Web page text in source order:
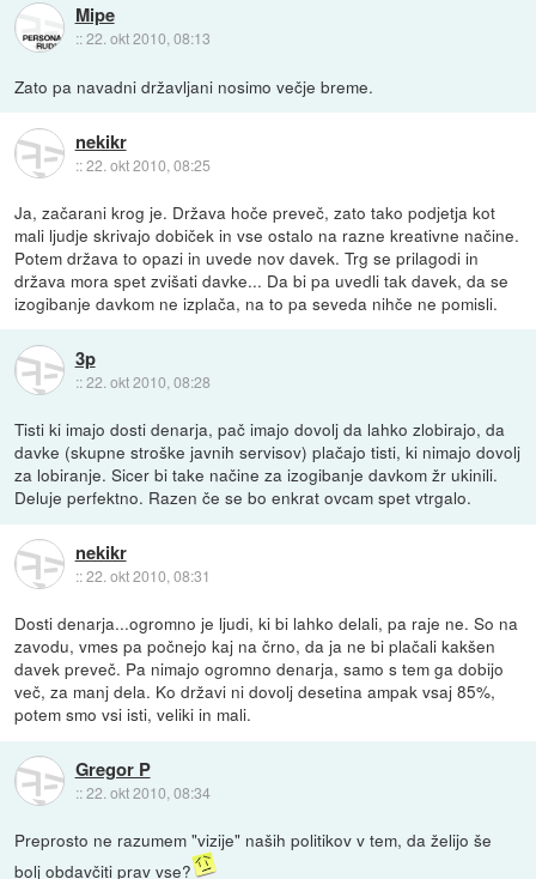
Mipe
::22. okt 2010, 08:13
Zato pa navadni državljani nosimo večje breme.
nekikr
::22. okt 2010, 08:25
Ja, začarani krog je. Država hoče preveč, zato tako podjetja kot
mali ljudje skrivajo dobiček in vse ostalo na razne kreativne načine.
Potem država to opazi in uvede nov davek. Trg se prilagodi in
država mora spet zvišati davke... Da bi pa uvedli tak davek, da se
izogibanje davkom ne izplača, na to pa seveda nihče ne pomisli.
3p
::22. okt 2010, 08:28
Tisti ki imajo dosti denarja, pač imajo dovolj da lahko zlobirajo, da
davke (skupne stroške javnih servisov) plačajo tisti, ki nimajo dovolj
za lobiranje. Sicer bi take načine za izogibanje davkom žr ukinili.
Deluje perfektno. Razen če se bo enkrat ovcam spet vtrgalo.
nekikr
::22. okt 2010, 08:31
Dosti denarja...ogromno je ljudi, ki bi lahko delali, pa raje ne. So na
zavodu, vmes pa počnejo kaj na črno, da ja ne bi plačali kakšen
davek preveč. Pa nimajo ogromno denarja, samo s tem ga dobijo
več, za manj dela. Ko državi ni dovolj desetina ampak vsaj 85%,
potem smo vsi isti, veliki in mali.
Gregor P
::22. okt 2010, 08:34
Preprosto ne razumem "vizije" naših politikov v tem, da želijo še
bolj obdavčiti prav vse?